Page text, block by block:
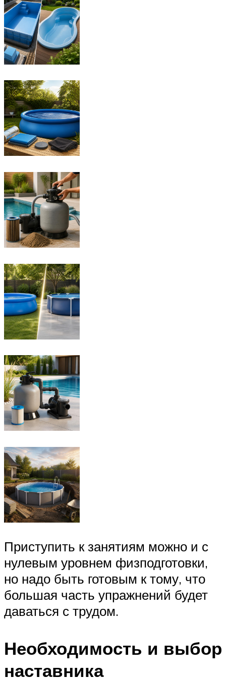
Приступить к занятиям можно и с
нулевым уровнем физподготовки,
но надо быть готовым к тому, что
большая часть упражнений будет
даваться с трудом.
Необходимость и выбор
наставника